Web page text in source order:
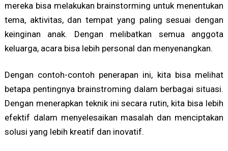
mereka bisa melakukan brainstorming untuk menentukan
tema, aktivitas, dan tempat yang paling sesuai dengan
keinginan anak. Dengan melibatkan semua anggota
keluarga, acara bisa lebih personal dan menyenangkan.
Dengan contoh-contoh penerapan ini, kita bisa melihat
betapa pentingnya brainstroming dalam berbagai situasi.
Dengan menerapkan teknik ini secara rutin, kita bisa lebih
efektif dalam menyelesaikan masalah dan menciptakan
solusi yang lebih kreatif dan inovatif.